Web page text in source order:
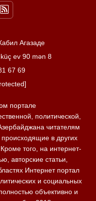
Агазаде
ev 90 mən 8
67 69
портале
политической,
читателям
в других
того, на интернет-
авторские статьи,
Интернет портал
и социальных
объективно и